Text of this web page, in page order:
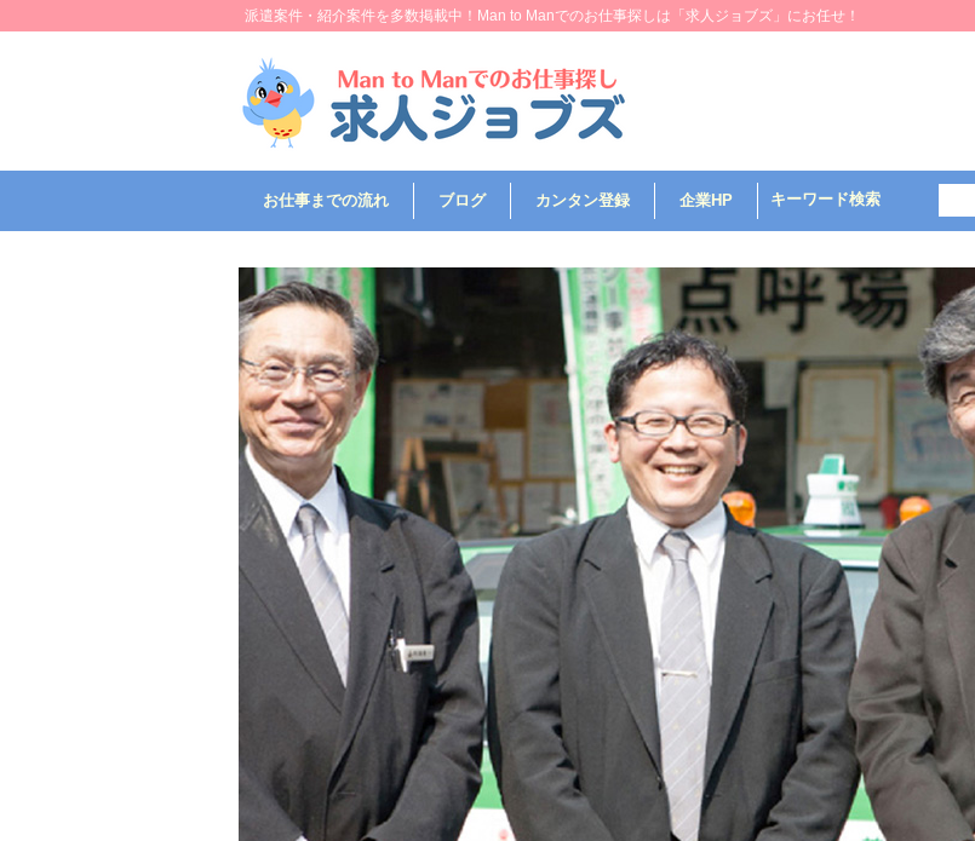
派遣案件・紹介案件を多数掲載中！Man to Manでのお仕事探しは「求人ジョブズ」にお任せ！
お仕事までの流れ ブログ カンタン登録 企業HP キーワード検索